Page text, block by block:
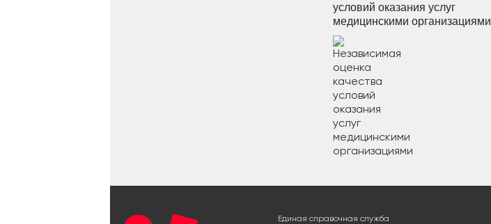
условий оказания услуг
медицинскими организациями
Единая справочная служба